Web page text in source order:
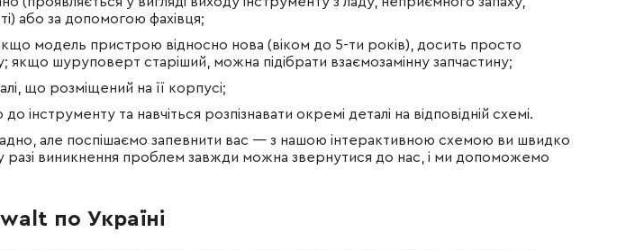
або за допомогою фахівця;
модель пристрою відносно нова (віком до 5-ти років), досить просто
якщо шуруповерт старіший, можна підібрати взаємозамінну запчастину;
що розміщений на її корпусі;
інструменту та навчіться розпізнавати окремі деталі на відповідній схемі.
але поспішаємо запевнити вас — з нашою інтерактивною схемою ви швидко
разі виникнення проблем завжди можна звернутися до нас, і ми допоможемо
по Україні